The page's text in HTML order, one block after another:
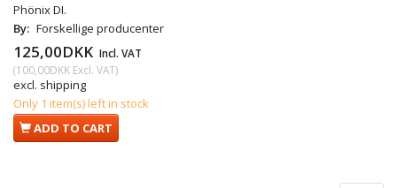
Phönix DI.
By: Forskellige producenter
125,00DKK Incl. VAT
(100,00DKK Excl. VAT)
excl. shipping
Only 1 item(s) left in stock
ADD TO CART